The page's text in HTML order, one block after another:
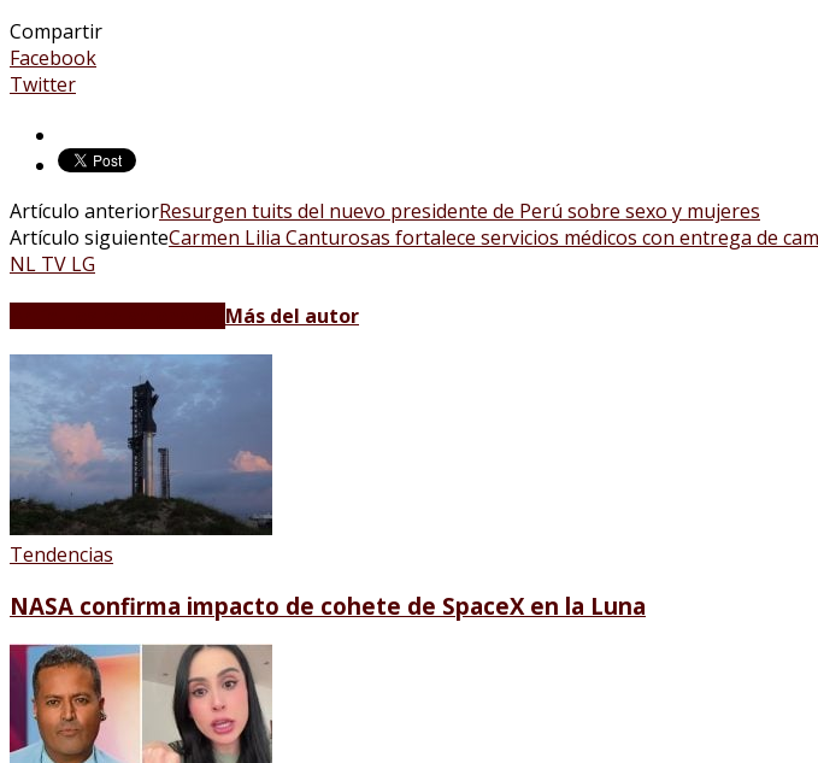
Compartir
Facebook
Twitter
Artículo anteriorResurgen tuits del nuevo presidente de Perú sobre sexo y mujeres
Artículo siguienteCarmen Lilia Canturosas fortalece servicios médicos con entrega de
NL TV LG
Más del autor
Tendencias
NASA confirma impacto de cohete de SpaceX en la Luna